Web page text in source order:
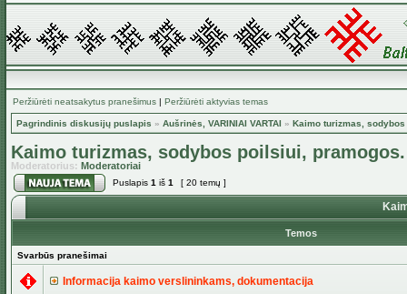
Peržiūrėti neatsakytus pranešimus | Peržiūrėti aktyvias temas
Pagrindinis diskusijų puslapis » Aušrinės, VARINIAI VARTAI » Kaimo turizmas,
Kaimo turizmas, sodybos poilsiui, pramogos.
Moderatorius: Moderatoriai
Puslapis 1 iš 1 [ 20 temų ]
Temos
Svarbūs pranešimai
Informacija kaimo verslininkams, dokumentacija